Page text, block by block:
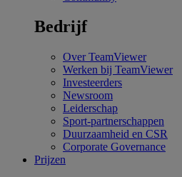
Bedrijf
Over TeamViewer
Werken bij TeamViewer
Investeerders
Newsroom
Leiderschap
Sport-partnerschappen
Duurzaamheid en CSR
Corporate Governance
Prijzen